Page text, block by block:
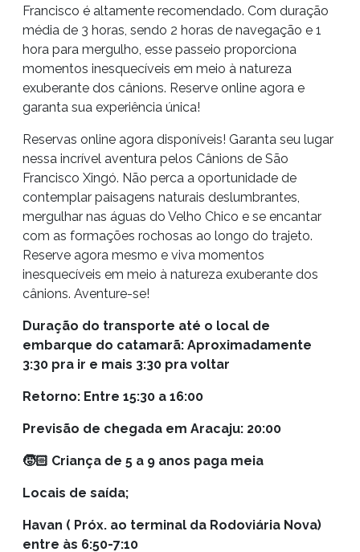
Francisco é altamente recomendado. Com duração
média de 3 horas, sendo 2 horas de navegação e 1
hora para mergulho, esse passeio proporciona
momentos inesquecíveis em meio à natureza
exuberante dos cânions. Reserve online agora e
garanta sua experiência única!
Reservas online agora disponíveis! Garanta seu lugar
nessa incrível aventura pelos Cânions de São
Francisco Xingó. Não perca a oportunidade de
contemplar paisagens naturais deslumbrantes,
mergulhar nas águas do Velho Chico e se encantar
com as formações rochosas ao longo do trajeto.
Reserve agora mesmo e viva momentos
inesquecíveis em meio à natureza exuberante dos
cânions. Aventure-se!
Duração do transporte até o local de
embarque do catamarã: Aproximadamente
3:30 pra ir e mais 3:30 pra voltar
Retorno: Entre 15:30 a 16:00
Previsão de chegada em Aracaju: 20:00
🧒🏻 Criança de 5 a 9 anos paga meia
Locais de saída;
Havan ( Próx. ao terminal da Rodoviária Nova)
entre às 6:50-7:10